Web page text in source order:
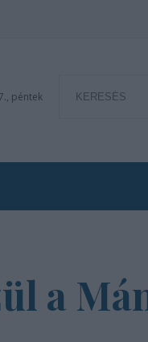
péntek
a